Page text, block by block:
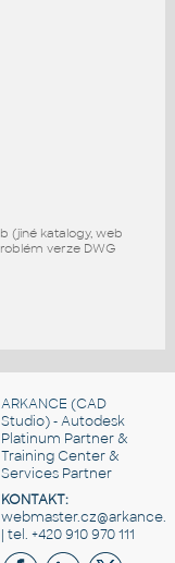
(jiné katalogy, web
verze DWG
ARKANCE (CAD
Studio) - Autodesk
Platinum Partner &
Training Center &
Services Partner
KONTAKT:
| tel. +420 910 970 111